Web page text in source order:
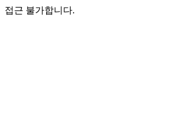
접근 불가합니다.